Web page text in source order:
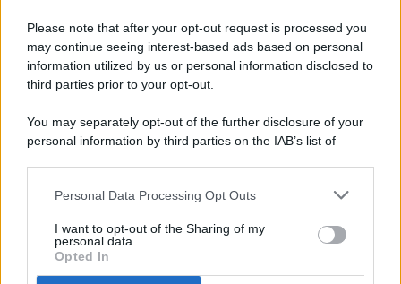
Please note that after your opt-out request is processed you
may continue seeing interest-based ads based on personal
information utilized by us or personal information disclosed to
third parties prior to your opt-out.
You may separately opt-out of the further disclosure of your
personal information by third parties on the IAB’s list of
This information may also be disclosed by us to third parties
disclose it to other third parties.
Personal Data Processing Opt Outs
I want to opt-out of the Sharing of my
personal data.
Opted In
ISCRIZIONE AL ROC N. 35792 – ISCRITTA ALL’ANSO
(ASSOCIAZIONE NAZIONALE STAMPA ONLINE)
PREFERENZE PRIVACY